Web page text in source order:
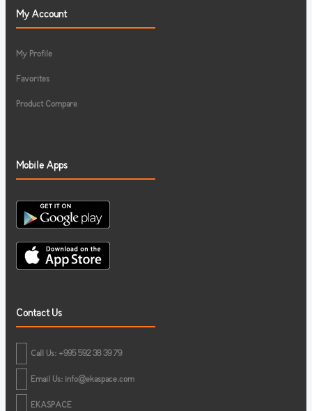
My Account
My Profile
Favorites
Product Compare
Mobile Apps
Contact Us
Call Us: +995 592 38 39 79
Email Us: info@ekaspace.com
EKASPACE